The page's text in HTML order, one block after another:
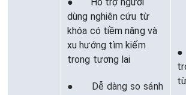
dùng nghiên cứu từ
khóa có tiềm năng và
xu hướng tìm kiếm
trong tương lai
● Dễ dàng so sánh